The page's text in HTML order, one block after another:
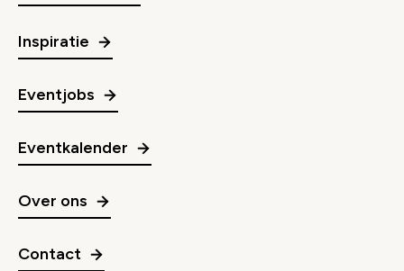
Inspiratie
Eventjobs
Eventkalender
Over ons
Contact